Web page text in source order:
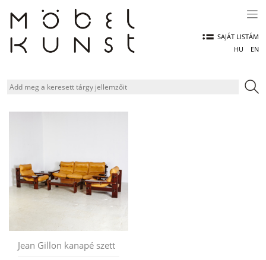
content
SAJÁT LISTÁM
HU
EN
Jean Gillon kanapé szett